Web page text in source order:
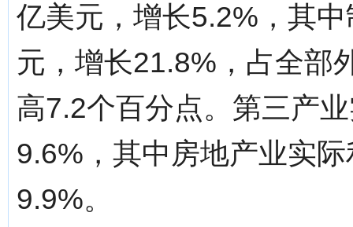
亿美元，增长5.2%，其
元，增长21.8%，占全部
高7.2个百分点。第三产
9.6%，其中房地产业实
9.9%。